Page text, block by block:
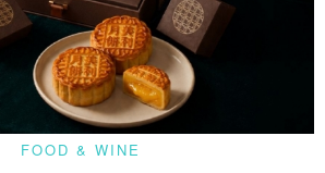
FOOD & WINE